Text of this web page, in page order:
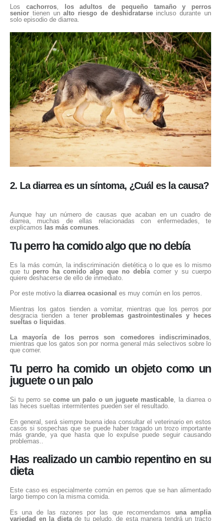
Los cachorros, los adultos de pequeño tamaño y perros
senior tienen unalto riesgo de deshidratarseincluso durante un
solo episodio de diarrea.
2. La diarrea es un síntoma, ¿Cuál es la causa?
Aunque hay un número de causas que acaban en un cuadro de
diarrea, muchas de ellas relacionadas con enfermedades, te
explicamos las más comunes.
Tu perro ha comido algo que no debía
Es la más común, la indiscriminación dietética o lo que es lo mismo
que tu perro ha comido algo que no debíacomer y su cuerpo
quiere deshacerse de ello de inmediato.
Por este motivo la diarrea ocasional es muy común en los perros.
Mientras los gatos tienden a vomitar, mientras que los perros por
desgracia tienden a tenerproblemas gastrointestinales y heces
sueltas o liquidas
La mayoría de los perros son comedores indiscriminados,
mientras que los gatos son por norma general más selectivos sobre lo
que comer.
Tu perro ha comido un objeto como un
juguete o un palo
Si tu perro se come un palo o un juguete masticable , la diarrea o
las heces sueltas intermitentes pueden ser el resultado.
En general, será siempre buena idea consultar el veterinario en estos
casos si sospechas que se puede haber tragado un trozo importante
más grande, ya que hasta que lo expulse puede seguir causando
problemas..
Has realizado un cambio repentino en su
dieta
Este caso es especialmente común en perros que se han alimentado
largo tiempo con la misma comida.
Es una de las razones por las que recomendamos una amplia
variedad en la dietade tu peludo, de esta manera tendrá un tracto